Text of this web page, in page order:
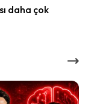
daha çok